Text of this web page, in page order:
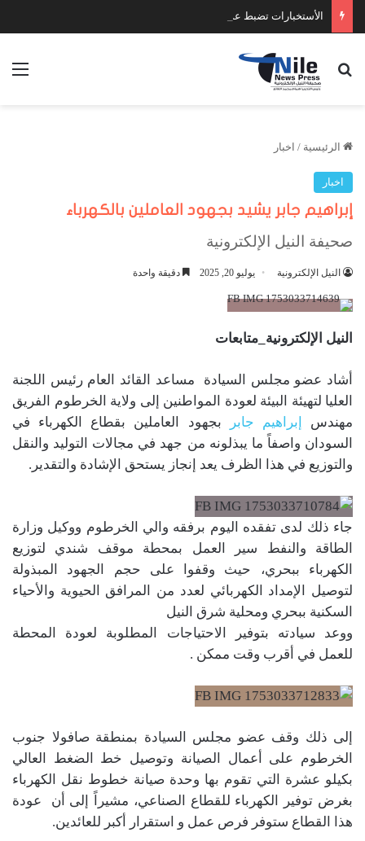
الأستخبارات تضبط عدد كبير من السلاح والمخدرات
بحث عن
الرئيسية / اخبار
اخبار
إبراهيم جابر يشيد بجهود العاملين بالكهرباء
صحيفة النيل الإلكترونية
النيل الإلكترونية يوليو 20, 2025 دقيقة واحدة
النيل الإلكترونية_متابعات
أشاد عضو مجلس السيادة مساعد القائد العام رئيس اللجنة
العليا لتهيئة البيئة لعودة المواطنين إلى ولاية الخرطوم الفريق
مهندس
إبراهيم جابر بجهود العاملين بقطاع الكهرباء في
السودان واصفاً ما يبذلونه من جهد في مجالات التوليد والنقل
والتوزيع في هذا الظرف يعد إنجاز يستحق الإشادة والتقدير.
جاء ذلك لدى تفقده اليوم برفقه والي الخرطوم ووكيل وزارة
الطاقة والنفط سير العمل بمحطة موقف شندي لتوزيع
الكهرباء ببحري، حيث وقفوا على حجم الجهود المبذولة
لتوصيل الإمداد الكهربائي لعدد من المرافق الحيوية والأحياء
السكنية ببحري ومحلية شرق النيل
ووعد سيادته بتوفير الاحتياجات المطلوبة لعودة المحطة
للعمل في أقرب وقت ممكن .
إلى ذلك وقف عضو مجلس السيادة بمنطقة صافولا جنوب
الخرطوم على أعمال الصيانة وتوصيل خط الضغط العالي
بكيلو عشرة التي تقوم بها وحدة صيانة خطوط نقل الكهرباء
بغرض توفير الكهرباء للقطاع الصناعي، مشيراً إلى أن عودة
هذا القطاع ستوفر فرص عمل و استقرار أكبر للعائدين.